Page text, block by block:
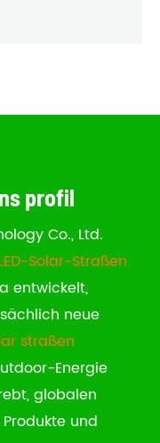
profil
Co., Ltd.
Solar-Straßen
entwickelt,
neue
straßen
Energie
globalen
und